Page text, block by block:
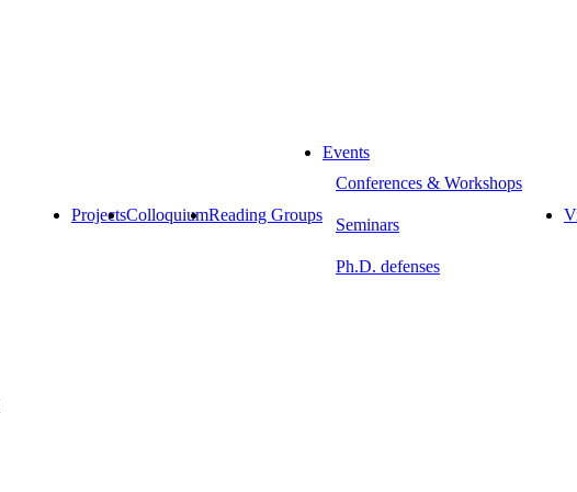
ProjectsColloquiumReading Groups
Events
Conferences & Workshops
Seminars
Ph.D. defenses